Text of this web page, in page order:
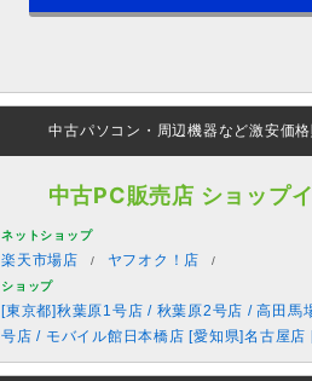
中古パソコン・周辺機器など激安価
中古PC販売店 ショップ
ネットショップ
楽天市場店 ヤフオク！店
ショップ
[東京都]秋葉原1号店 / 秋葉原2号店 / 高田馬
号店 / モバイル館日本橋店 [愛知県]名古屋店